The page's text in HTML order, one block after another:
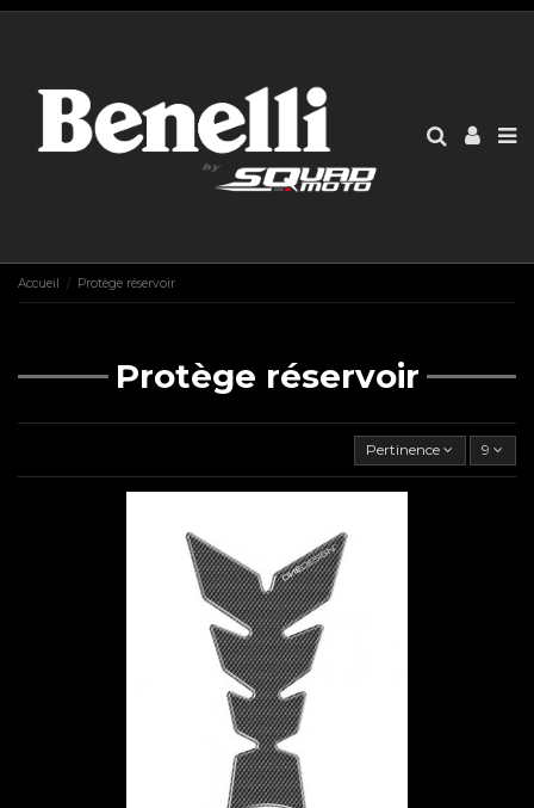
Accueil Protège réservoir
Protège réservoir
Pertinence 9